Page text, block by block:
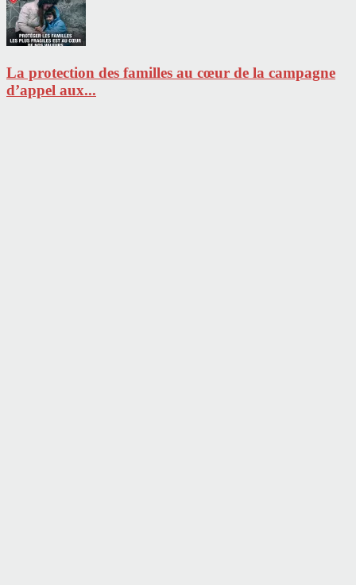
La protection des familles au cœur de la campagne
d’appel aux...